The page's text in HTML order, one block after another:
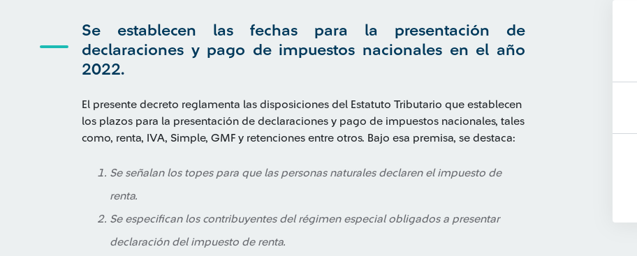
Se establecen las fechas para la presentación de
declaraciones y pago de impuestos nacionales en el año
2022.
El presente decreto reglamenta las disposiciones del Estatuto Tributario que establecen
los plazos para la presentación de declaraciones y pago de impuestos nacionales, tales
como, renta, IVA, Simple, GMF y retenciones entre otros. Bajo esa premisa, se destaca:
Se señalan los topes para que las personas naturales declaren el impuesto de
renta.
Se especifican los contribuyentes del régimen especial obligados a presentar
declaración del impuesto de renta.